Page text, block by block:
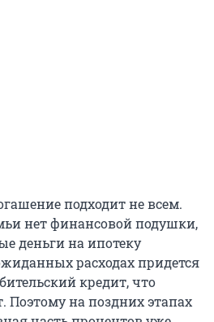
подходит не всем.
нет финансовой подушки,
деньги на ипотеку
расходах придется
кредит, что
Поэтому на поздних этапах